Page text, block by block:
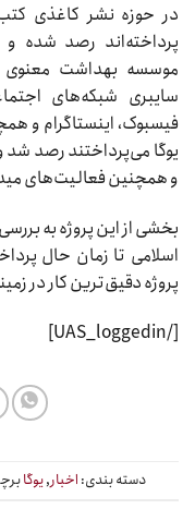
در حوزه نشر کاغذی
پرداختهاند رصد شده و
موسسه بهداشت معنوی
سایبری شبکههای
فیسبوک، اینستاگرام و
یوگا میپرداختند رصد شد
و همچنین فعالیتهای
بخشی از این پروژه به
اسلامی تا زمان حال
پروژه دقیقترین کار در
[/UAS_loggedin]
دسته بندی: اخبار,یوگا